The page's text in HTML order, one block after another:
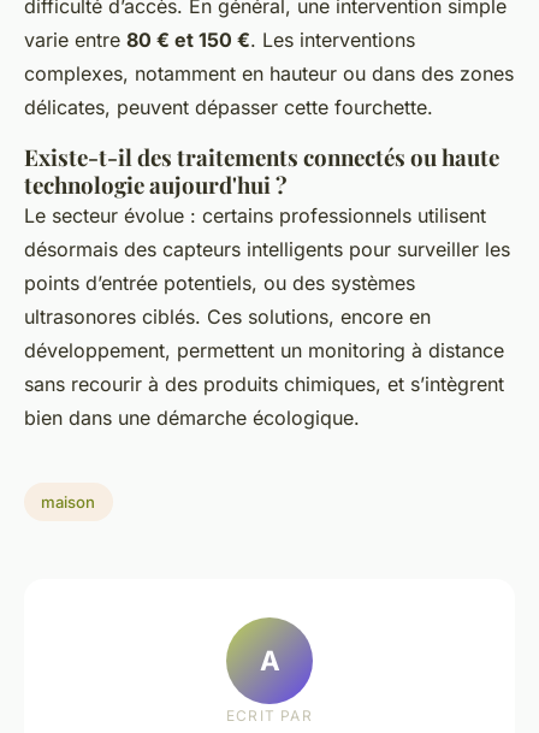
difficulté d’accès. En général, une intervention simple
varie entre 80 € et 150 €. Les interventions
complexes, notamment en hauteur ou dans des zones
délicates, peuvent dépasser cette fourchette.
Existe-t-il des traitements connectés ou haute
technologie aujourd'hui ?
Le secteur évolue : certains professionnels utilisent
désormais des capteurs intelligents pour surveiller les
points d’entrée potentiels, ou des systèmes
ultrasonores ciblés. Ces solutions, encore en
développement, permettent un monitoring à distance
sans recourir à des produits chimiques, et s’intègrent
bien dans une démarche écologique.
maison
A
ECRIT PAR